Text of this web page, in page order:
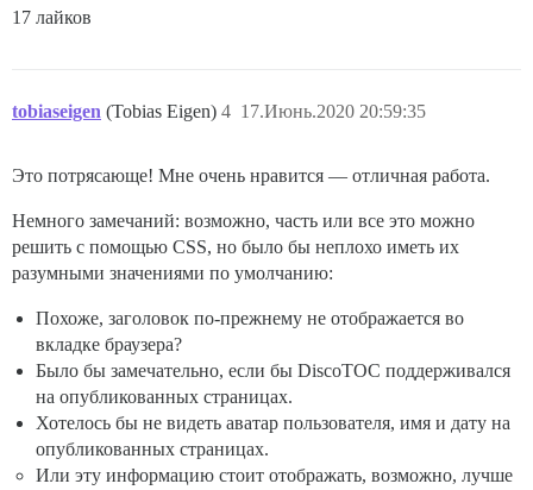
17 лайков
tobiaseigen (Tobias Eigen) 17.Июнь.2020 20:59:35
4
Это потрясающе! Мне очень нравится — отличная работа.
Немного замечаний: возможно, часть или все это можно
решить с помощью CSS, но было бы неплохо иметь их
разумными значениями по умолчанию:
Похоже, заголовок по-прежнему не отображается во
вкладке браузера?
Было бы замечательно, если бы DiscoTOC поддерживался
на опубликованных страницах.
Хотелось бы не видеть аватар пользователя, имя и дату на
опубликованных страницах.
Или эту информацию стоит отображать, возможно, лучше